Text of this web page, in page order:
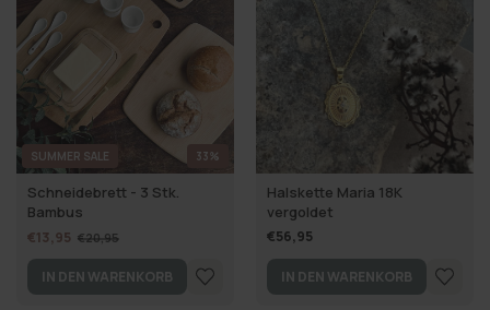
SUMMER SALE 33%
Schneidebrett - 3 Stk.
Bambus
€13,95 €20,95
IN DEN WARENKORB
Halskette Maria 18K
vergoldet
€56,95
IN DEN WARENKORB